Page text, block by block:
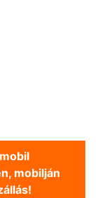
mobilján